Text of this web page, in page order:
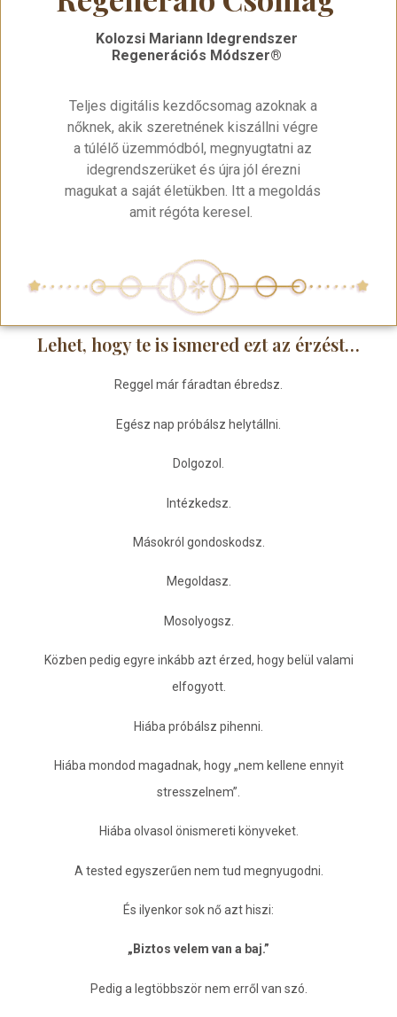
Kolozsi Mariann Idegrendszer
Regenerációs Módszer®
Teljes digitális kezdőcsomag azoknak a
nőknek, akik szeretnének kiszállni végre
a túlélő üzemmódból, megnyugtatni az
idegrendszerüket és újra jól érezni
magukat a saját életükben. Itt a megoldás
amit régóta keresel.
Lehet, hogy te is ismered ezt az érzést…
Reggel már fáradtan ébredsz.
Egész nap próbálsz helytállni.
Dolgozol.
Intézkedsz.
Másokról gondoskodsz.
Megoldasz.
Mosolyogsz.
Közben pedig egyre inkább azt érzed, hogy belül valami
elfogyott.
Hiába próbálsz pihenni.
Hiába mondod magadnak, hogy „nem kellene ennyit
stresszelnem”.
Hiába olvasol önismereti könyveket.
A tested egyszerűen nem tud megnyugodni.
És ilyenkor sok nő azt hiszi:
„Biztos velem van a baj.”
Pedig a legtöbbször nem erről van szó.